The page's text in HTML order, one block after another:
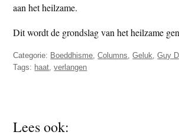
aan het heilzame.
Dit wordt de grondslag van het heilzame
Categorie: Boeddhisme ,Columns ,Geluk ,Guy
Tags: haat ,verlangen
Lees ook: